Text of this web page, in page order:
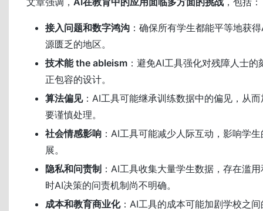
接入问题和数字鸿沟 ：确保所有学生都能平等地获
源匮乏的地区。
技术能 the ableism ：避免AI工具强化对残障人士
正包容的设计。
算法偏见：AI工具可能继承训练数据中的偏见，从
要谨慎处理。
社会情感影响 ：AI工具可能减少人际互动，影响学
展。
隐私和问责制 ：AI工具收集大量学生数据，存在滥
时AI决策的问责机制尚不明确。
成本和教育商业化：AI工具的成本可能加剧学校之